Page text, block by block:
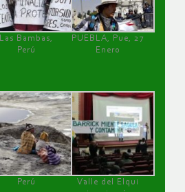
Las Bambas,
Perú
PUEBLA, Pue, 27
Enero
Perú
Valle del Elqui